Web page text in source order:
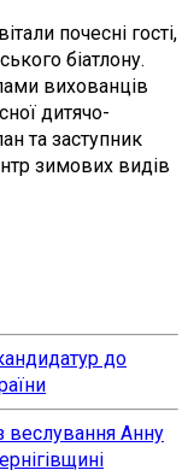
почесні гості,
біатлону.
вихованців
дитячо-
та заступник
зимових видів
до
веслування Анну